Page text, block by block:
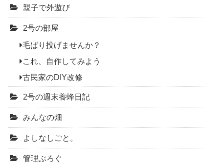
親子で外遊び
2号の部屋
毛ばり投げませんか？
これ、自作してみよう
古民家のDIY改修
2号の週末養蜂日記
みんなの畑
よしなしごと。
管理ぶろぐ